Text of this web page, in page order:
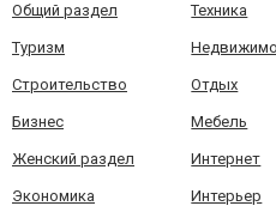
Общий раздел Техника
Туризм
Строительство Отдых
Бизнес Мебель
Женский раздел Интернет
Экономика Интерьер